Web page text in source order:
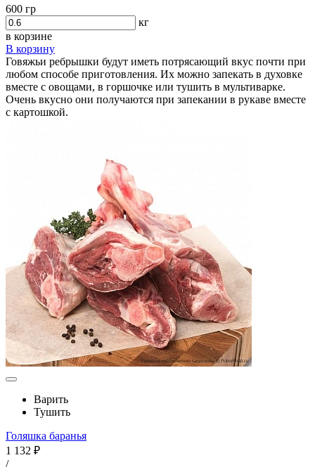
600 гр
кг
в корзине
В корзину
Говяжьи ребрышки будут иметь потрясающий вкус почти при
любом способе приготовления. Их можно запекать в духовке
вместе с овощами, в горшочке или тушить в мультиварке.
Очень вкусно они получаются при запекании в рукаве вместе
с картошкой.
Варить
Тушить
Голяшка баранья
1 132 ₽
/